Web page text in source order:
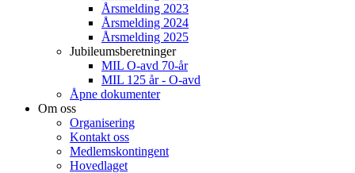
Årsmelding 2023
Årsmelding 2024
Årsmelding 2025
Jubileumsberetninger
MIL O-avd 70-år
MIL 125 år - O-avd
Åpne dokumenter
Om oss
Organisering
Kontakt oss
Medlemskontingent
Hovedlaget